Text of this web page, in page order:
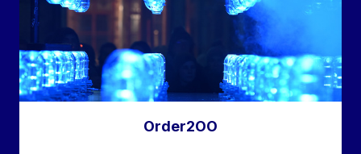
Order2OO